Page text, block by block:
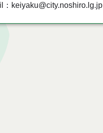
：keiyaku@city.noshiro.lg.jp